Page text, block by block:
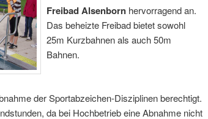
Freibad Alsenborn hervorragend an.
Das beheizte Freibad bietet sowohl
25m Kurzbahnen als auch 50m
Bahnen.
der Sportabzeichen-Disziplinen berechtigt.
da bei Hochbetrieb eine Abnahme nicht